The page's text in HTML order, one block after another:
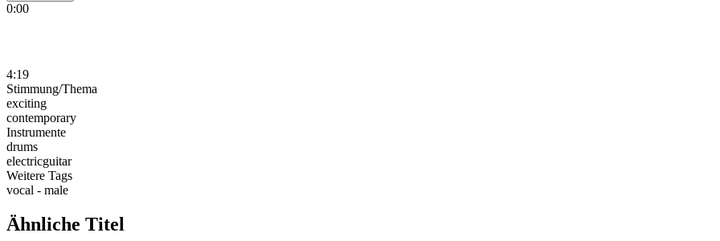
0:00
4:19
Stimmung/Thema
exciting
contemporary
Instrumente
drums
electricguitar
Weitere Tags
vocal - male
Ähnliche Titel